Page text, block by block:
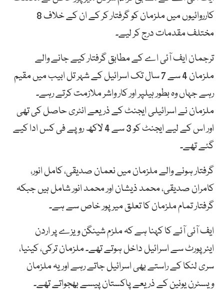
کارروائیوں میں ملزمان کو گرفتار کر کے ان کے خلاف 8
مختلف مقدمات درج کر لیے۔
ترجمان ایف آئی اے کے مطابق گرفتار کیے جانے والے
ملزمان 4 سے 7 سال تک اسرائیل کے شہر تل ابیب میں مقیم
رہے جہاں وہ بطور ہیلپر اور کار واشر ملازمت کرتے رہے۔
ملزمان نے اسرائیلی ایجنٹ کے ذریعے انٹری حاصل کی تھی
اور اس کے لیے ایجنٹ کو 3 سے 4 لاکھ روپے فی کس ادا کیے
گئے تھے۔
گرفتار ہونے والے ملزمان میںنعمان صدیقی، کامل انور،
کامران صدیقی، محمد ذیشان اور محمد انور شامل ہیں جبکہ
گرفتار تمام ملزمان کا تعلق میرپور خاص سے ہے۔
ایف آئی آئے کا کہنا ہے کہ ملزم شینگن ویزے پر اردن
ایئرپورٹ سے اسرائیل داخل ہوتے تھے۔ملزمان ترکی، کینیا،
سری لنکا کے راستے بھی اسرائیل جاتے رہے اور یہ ملزمان
ویسٹرن یونین کے ذریعے پاکستان پیسے بھجواتے تھے۔